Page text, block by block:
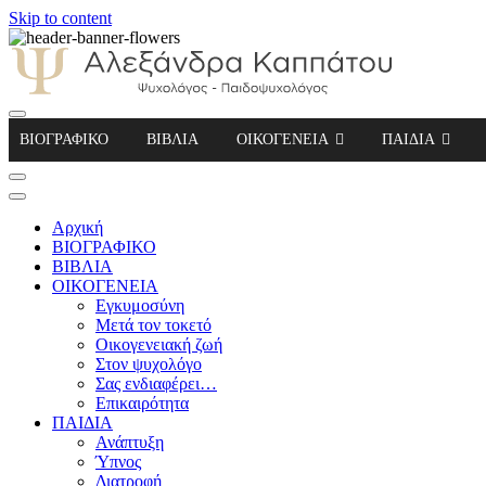
Skip to content
Αλεξάνδρα Καππάτου Ψυχολόγος –
ΒΙΟΓΡΑΦΙΚΟ ΒΙΒΛΙΑ ΟΙΚΟΓΕΝΕΙΑ ΠΑΙΔΙΑ
Αρχική
ΒΙΟΓΡΑΦΙΚΟ
ΒΙΒΛΙΑ
ΟΙΚΟΓΕΝΕΙΑ
Εγκυμοσύνη
Μετά τον τοκετό
Οικογενειακή ζωή
Στον ψυχολόγο
Σας ενδιαφέρει…
Επικαιρότητα
ΠΑΙΔΙΑ
Ανάπτυξη
Ύπνος
Διατροφή